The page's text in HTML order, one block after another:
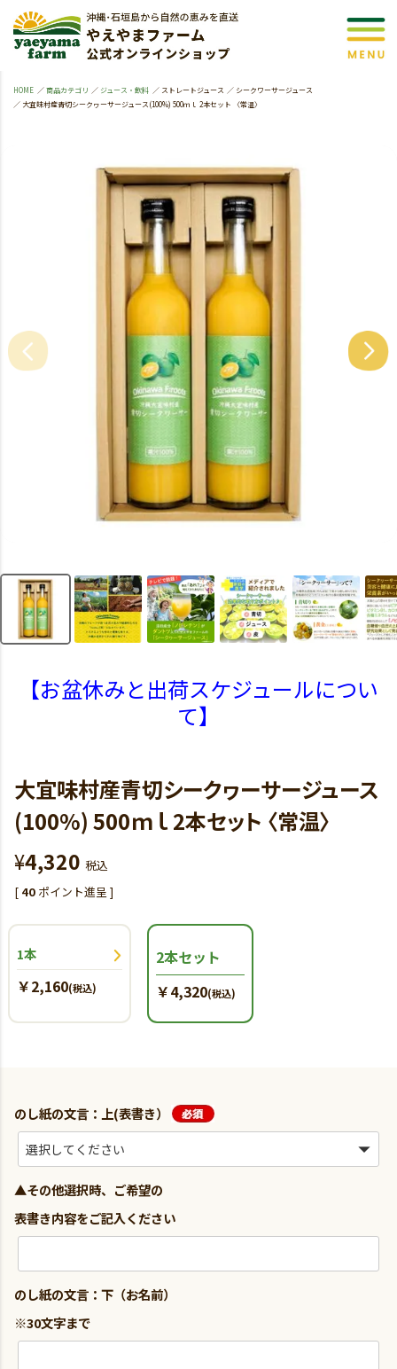
HOME 商品カテゴリ ジュース・飲料 ストレートジュース
シークワーサージュース
大宜味村産青切シークヮーサージュース(100%) 500ｍｌ 2本セット 〈常温〉
【お盆休みと出荷スケジュールについ
て】
大宜味村産青切シークヮーサージュース
(100%) 500ｍｌ 2本セット 〈常温〉
¥4,320 税込
[ 40 ポイント進呈 ]
1本
￥2,160(税込)
2本セット
￥4,320(税込)
のし紙の文言：上(表書き）
▲その他選択時、ご希望の
表書き内容をご記入ください
のし紙の文言：下（お名前）
※30文字まで